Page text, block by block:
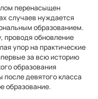
перенасыщен
случаев нуждается
образованием.
проводя обновление
упор на практические
за всю историю
образования
девятого класса
образование.